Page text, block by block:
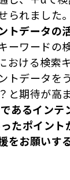
られました
トデータの
ーワードの
おける検索
トデータを
と期待が高
あるインテ
たポイント
をお願いす